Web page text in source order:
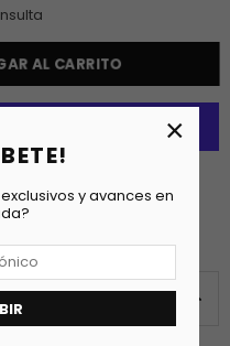
y avances en
×
AL CARRITO